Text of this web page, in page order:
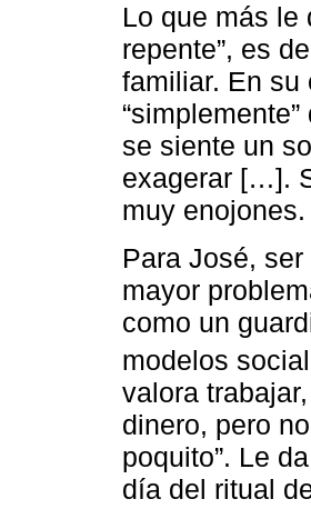
Lo que más le
repente”, es
familiar. En su
se siente un
exagerar […].
muy
Para José,
mayor
como un
modelos
valora
dinero, pero
poquito”. Le
día del ritual